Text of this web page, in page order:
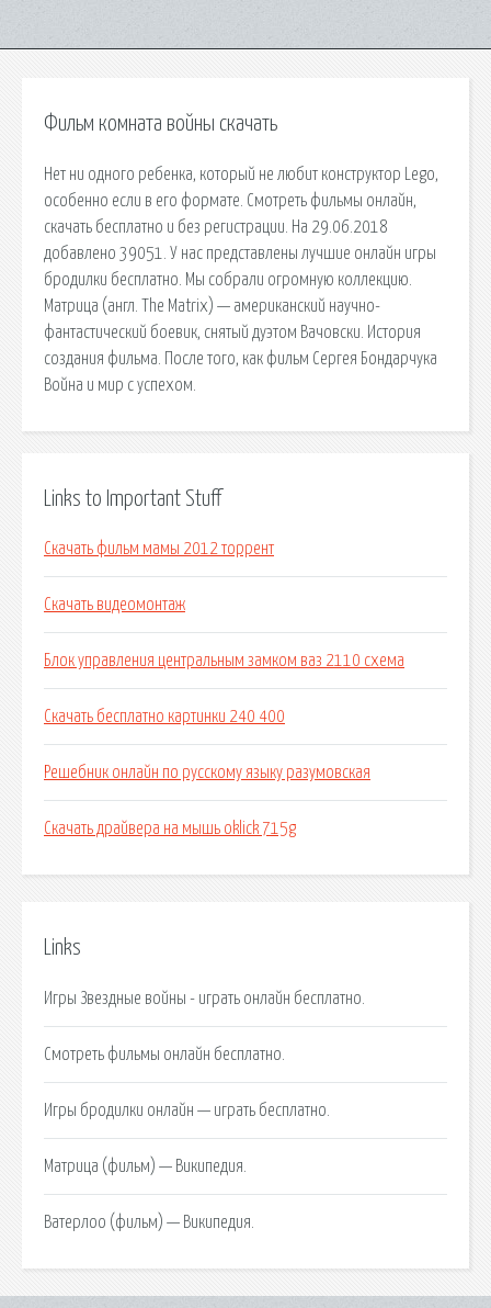
Фильм комната войны скачать
Нет ни одного ребенка, который не любит конструктор Lego,
особенно если в его формате. Смотреть фильмы онлайн,
скачать бесплатно и без регистрации. На 29.06.2018
добавлено 39051. У нас представлены лучшие онлайн игры
бродилки бесплатно. Мы собрали огромную коллекцию.
Матрица (англ. The Matrix) — американский научно-
фантастический боевик, снятый дуэтом Вачовски. История
создания фильма. После того, как фильм Сергея Бондарчука
Война и мир с успехом.
Links to Important Stuff
Скачать фильм мамы 2012 торрент
Скачать видеомонтаж
Блок управления центральным замком ваз 2110 схема
Скачать бесплатно картинки 240 400
Решебник онлайн по русскому языку разумовская
Скачать драйвера на мышь oklick 715g
Links
Игры Звездные войны - играть онлайн бесплатно.
Смотреть фильмы онлайн бесплатно.
Игры бродилки онлайн — играть бесплатно.
Матрица (фильм) — Википедия.
Ватерлоо (фильм) — Википедия.